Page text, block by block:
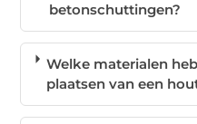
betonschuttingen?
Welke materialen
plaatsen van een